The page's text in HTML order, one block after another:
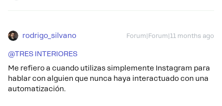
rodrigo_silvano Forum|Forum|11 months ago
@TRES INTERIORES
Me refiero a cuando utilizas simplemente Instagram para
hablar con alguien que nunca haya interactuado con una
automatización.